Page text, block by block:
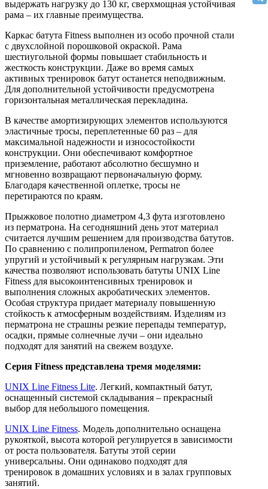
выдержать нагрузку до 130 кг, сверхмощная устойчивая
рама – их главные преимущества.
Каркас батута Fitness выполнен из особо прочной стали
с двухслойной порошковой окраской. Рама
шестиугольной формы повышает стабильность и
жесткость конструкции. Даже во время самых
активных тренировок батут останется неподвижным.
Для дополнительной устойчивости предусмотрена
горизонтальная металлическая перекладина.
В качестве амортизирующих элементов используются
эластичные тросы, переплетенные 60 раз – для
максимальной надежности и износостойкости
конструкции. Они обеспечивают комфортное
приземление, работают абсолютно бесшумно и
мгновенно возвращают первоначальную форму.
Благодаря качественной оплетке, тросы не
перетираются по краям.
Прыжковое полотно диаметром 4,3 фута изготовлено
из перматрона. На сегодняшний день этот материал
считается лучшим решением для производства батутов.
По сравнению с полипропиленом, Permatron более
упругий и устойчивый к регулярным нагрузкам. Эти
качества позволяют использовать батуты UNIX Line
Fitness для высокоинтенсивных тренировок и
выполнения сложных акробатических элементов.
Особая структура придает материалу повышенную
стойкость к атмосферным воздействиям. Изделиям из
перматрона не страшны резкие перепады температур,
осадки, прямые солнечные лучи – они идеально
подходят для занятий на свежем воздухе.
Серия Fitness представлена тремя моделями:
UNIX Line Fitness Lite. Легкий, компактный батут,
оснащенный системой складывания – прекрасный
выбор для небольшого помещения.
UNIX Line Fitness. Модель дополнительно оснащена
рукояткой, высота которой регулируется в зависимости
от роста пользователя. Батуты этой серии
универсальны. Они одинаково подходят для
тренировок в домашних условиях и в залах групповых
занятий.